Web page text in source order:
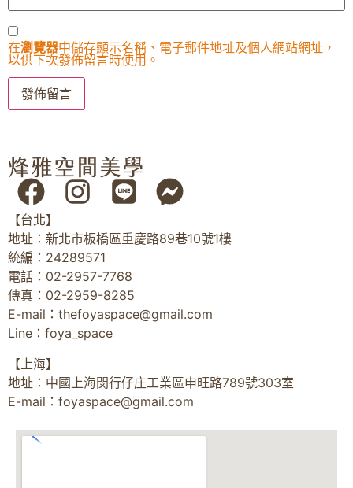
在瀏覽器中儲存顯示名稱、電子郵件地址及個人網站網址，
以供下次發佈留言時使用。
【台北】
地址：新北市板橋區重慶路89巷10號1樓
統編：24289571
電話：02-2957-7768
傳真：02-2959-8285
E-mail： thefoyaspace@gmail.com
Line：foya_space
【上海】
地址：中國上海閔行仔庄工業區申旺路789號303室
E-mail： foyaspace@gmail.com